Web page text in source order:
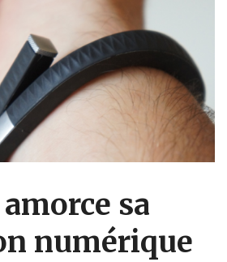
sa
numérique